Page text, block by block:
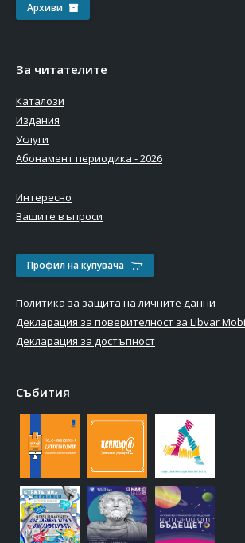
Архиви
За читателите
Каталози
Издания
Услуги
Абонамент периодика - 2026
Интересно
Вашите въпроси
Профил на купувача
Политика за защита на личните данни
Декларация за поверителност за Libvar
Декларация за достъпност
Събития